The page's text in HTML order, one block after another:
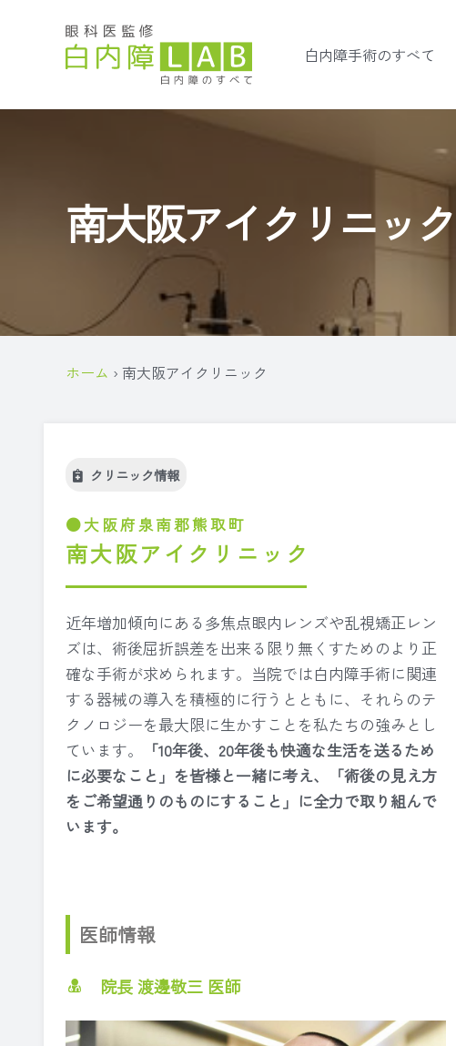
白内障手術のすべて
南大阪アイクリニック
ホーム › 南大阪アイクリニック
クリニック情報
大阪府泉南郡熊取町
南大阪アイクリニック
近年増加傾向にある多焦点眼内レンズや乱視矯正レン
ズは、術後屈折誤差を出来る限り無くすためのより正
確な手術が求められます。当院では白内障手術に関連
する器械の導入を積極的に行うとともに、それらのテ
クノロジーを最大限に生かすことを私たちの強みとし
ています。
「10年後、 20年後も快適な生活を送るため
に必要なこと」を皆様と一緒に考え、「術後の見え方
をご希望通りのものにすること」に全力で取り組んで
います。
医師情報
院長 渡邊敬三 医師